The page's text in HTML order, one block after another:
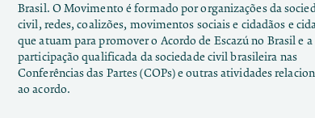
Brasil. O Movimento é formado por organizações da
civil, redes, coalizões, movimentos sociais e cidadãos e
que atuam para promover o Acordo de Escazú no Brasil e a
participação qualificada da sociedade civil brasileira nas
Conferências das Partes (COPs) e outras atividades
ao acordo.